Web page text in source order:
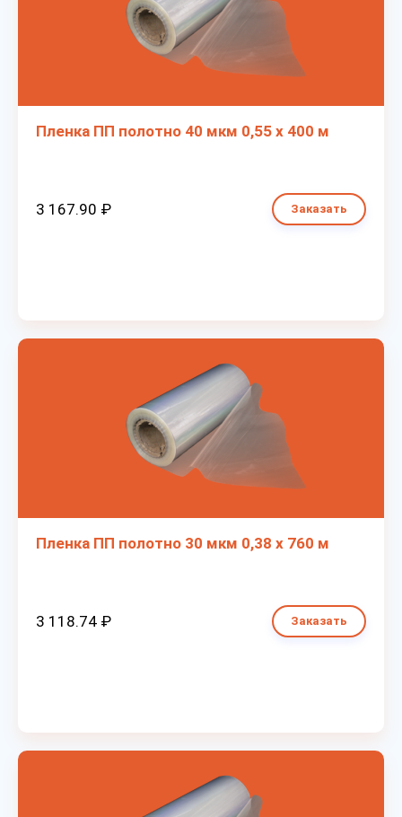
Пленка ПП полотно 40 мкм 0,55 х 400 м
3 167.90 ₽ Заказать
Пленка ПП полотно 30 мкм 0,38 х 760 м
3 118.74 ₽ Заказать